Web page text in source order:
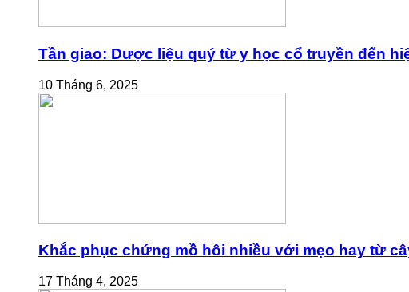
Tần giao: Dược liệu quý từ y học cổ truyền đến
10 Tháng 6, 2025
Khắc phục chứng mồ hôi nhiều với mẹo hay từ
17 Tháng 4, 2025